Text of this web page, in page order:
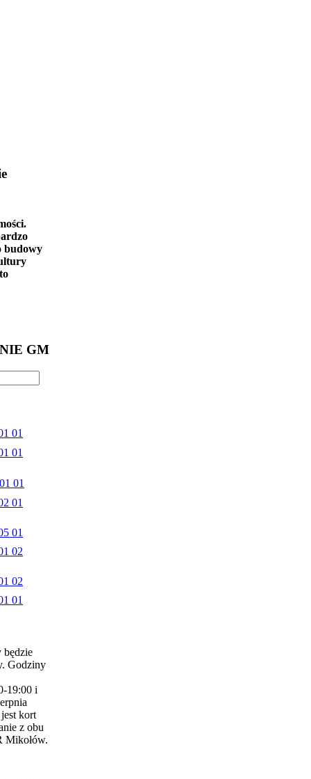
budowy
GM
będzie
Godziny
19:00 i
kort
z obu
Mikołów.